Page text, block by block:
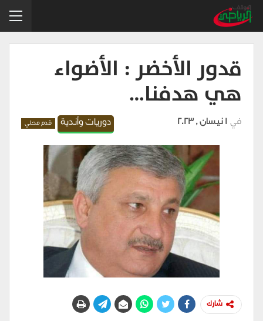
قدور الأخضر : الأضواء
هي هدفنا…
دوريات وأندية قدم محلي في 1 نيسان , 2023
شارك